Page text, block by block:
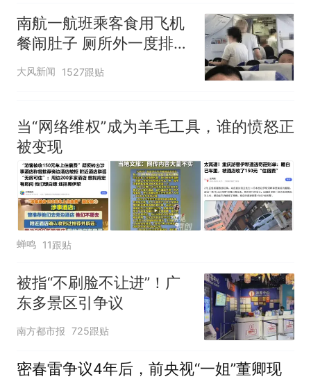
南航一航班乘客食用飞机
餐闹肚子 厕所外一度排长
队
大风新闻 1527跟贴
当“网络维权”成为羊毛工具，谁的愤怒正
被变现
蝉鸣 11跟贴
被指“不刷脸不让进”！广
东多景区引争议
南方都市报 725跟贴
密春雷争议4年后，前央视“一姐”董卿现